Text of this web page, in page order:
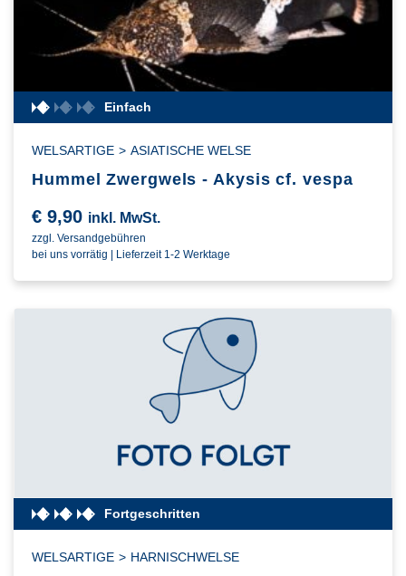
Einfach
WELSARTIGE > ASIATISCHE WELSE
Hummel Zwergwels - Akysis cf. vespa
€ 9,90 inkl. MwSt.
zzgl. Versandgebühren
bei uns vorrätig | Lieferzeit 1-2 Werktage
Fortgeschritten
WELSARTIGE > HARNISCHWELSE